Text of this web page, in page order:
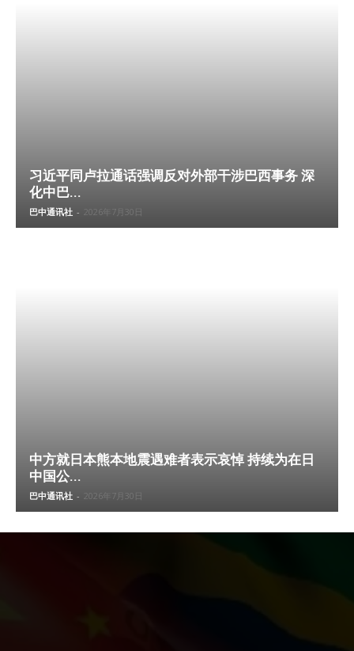
习近平同卢拉通话强调反对外部干涉巴西事务 深
化中巴...
巴中通讯社 - 2026年7月30日
中方就日本熊本地震遇难者表示哀悼 持续为在日
中国公...
巴中通讯社 - 2026年7月30日